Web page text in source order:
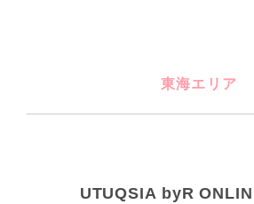
東海エリア
UTUQSIA byR